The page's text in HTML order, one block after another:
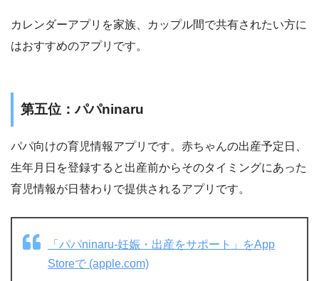
カレンダーアプリを家族、カップル間で共有されたい方に
はおすすめのアプリです。
第五位：パパninaru
パパ向けの育児情報アプリです。赤ちゃんの出産予定日、
生年月日を登録すると出産前からそのタイミングにあった
育児情報が日替わりで提供されるアプリです。
‎「パパninaru-妊娠・出産をサポート」をApp
Storeで (apple.com)